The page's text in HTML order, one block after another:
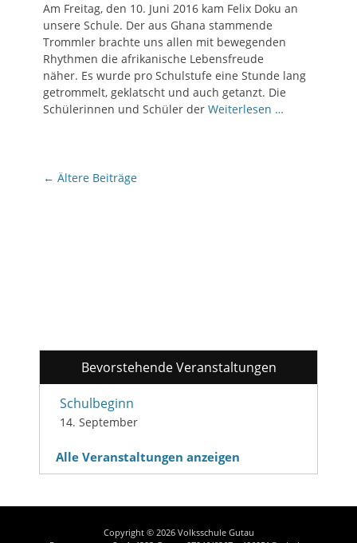
Am Freitag, den 10. Juni 2016 kam Felix Doku an
unsere Schule. Der aus Ghana stammende
Trommler brachte uns allen mit bewegenden
Rhythmen die afrikanische Lebensfreude
näher. Es wurde pro Schulstufe eine Stunde lang
getrommelt, geklatscht und auch getanzt. Die
Schülerinnen und Schüler der Weiterlesen …
Beitragsnavigation
← Ältere Beiträge
Bevorstehende Veranstaltungen
Schulbeginn
14. September
Alle Veranstaltungen anzeigen
Copyright © 2026 Volksschule Gutau